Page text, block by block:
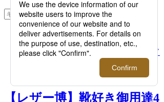
検索
TOP
PHOTO
【レザー博】靴好き御用達4ブランド
のレアアイテムがイチ早く手に入
る！｜ISETAN レザー博 2023
【レザー博】靴好き御用達4